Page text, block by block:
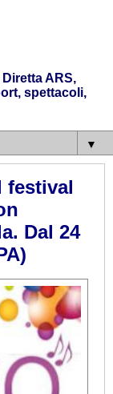
ARS,
spettacoli,
▼
festival
Dal 24